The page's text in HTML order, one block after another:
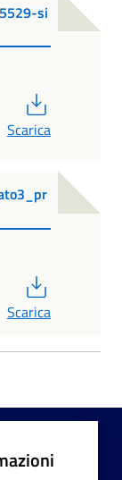
si
Scarica
Scarica